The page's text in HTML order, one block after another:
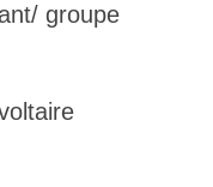
groupe